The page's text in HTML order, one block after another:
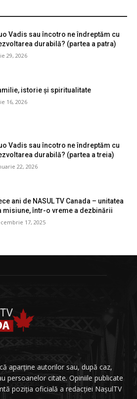
Vadis sau încotro ne îndreptăm cu
durabilă? (partea a patra)
29, 2026
istorie și spiritualitate
16, 2026
Vadis sau încotro ne îndreptăm cu
durabilă? (partea a treia)
22, 2026
ani de NASUL TV Canada – unitatea
misiune, într-o vreme a dezbinării
17, 2025
aparține autorilor sau, după caz,
persoanelor citate. Opiniile publicate
poziția oficială a redacției NașulTV